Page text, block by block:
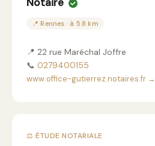
📍 Rennes · à 5.8 km
📍 22 rue Maréchal Joffre
📞 0279400155
www.office-gutierrez.notaires.fr →
⚖️ ÉTUDE NOTARIALE